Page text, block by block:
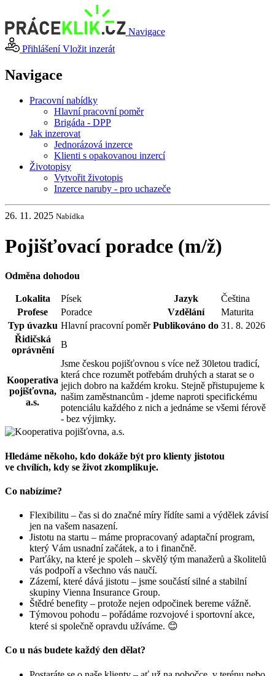
Navigace
PřihlášeníVložit inzerát
Navigace
Pracovní nabídky
Hlavní pracovní poměr
Brigáda - DPP
Jak inzerovat
Jednorázová inzerce
Klienti s opakovanou inzercí
Životopisy
Vytvořit životopis
Inzerce naruby - pro uchazeče
26. 11. 2025 Nabídka
Pojišťovací poradce (m/ž)
Odměna dohodou
Lokalita Písek Jazyk
Čeština
Profese
Poradce Vzdělání
Maturita
Typ úvazku Hlavní pracovní poměr Publikováno do 31. 8. 2026
Řidičská
oprávnění
B
Kooperativa
pojišťovna,
a.s.
Jsme českou pojišťovnou s více než 30letou tradicí,
která chce rozumět potřebám druhých a starat se o
jejich dobro na každém kroku. Stejně přistupujeme k
našim zaměstnancům - jdeme naproti specifickému
potenciálu každého z nich a jednáme se všemi férově
- bez výjimky.
Hledáme někoho, kdo dokáže být pro klienty jistotou
ve chvílích, kdy se život zkomplikuje.
Co nabízíme?
Flexibilitu – čas si do značné míry řídíte sami a výdělek závisí
jen na vašem nasazení.
Jistotu na startu – máme propracovaný adaptační program,
který Vám usnadní začátek, a to i finančně.
Parťáky, na které je spoleh – skvělý tým manažerů a školitelů
vás podpoří a všechno vás naučí.
Zázemí, které dává jistotu – jsme součástí silné a stabilní
skupiny Vienna Insurance Group.
Štědré benefity – protože nejen odpočinek bereme vážně.
Týmovou pohodu – pořádáme rozvojové i sportovní akce,
které si společně opravdu užíváme. 😊
Co u nás budete každý den dělat?